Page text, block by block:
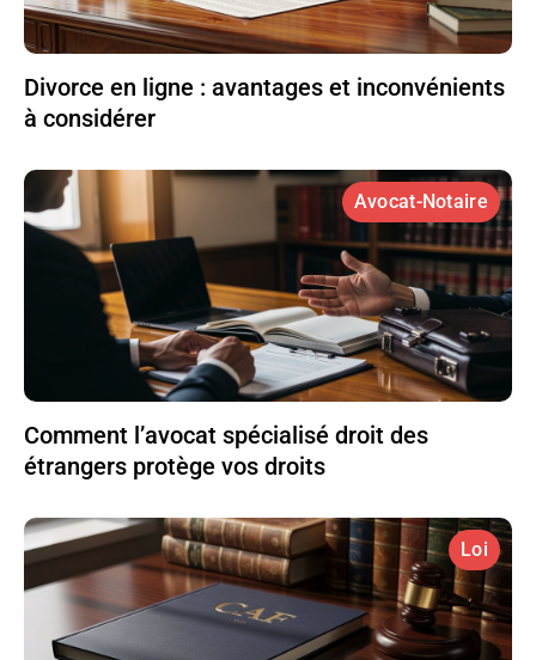
Divorce en ligne : avantages et inconvénients
à considérer
Avocat-Notaire
Comment l’avocat spécialisé droit des
étrangers protège vos droits
Loi